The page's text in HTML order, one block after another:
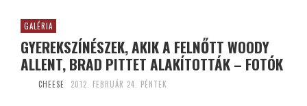
GALÉRIA
GYEREKSZÍNÉSZEK, AKIK A FELNŐTT WOODY
ALLENT, BRAD PITTET ALAKÍTOTTÁK – FOTÓK
CHEESE 2012. FEBRUÁR 24. PÉNTEK